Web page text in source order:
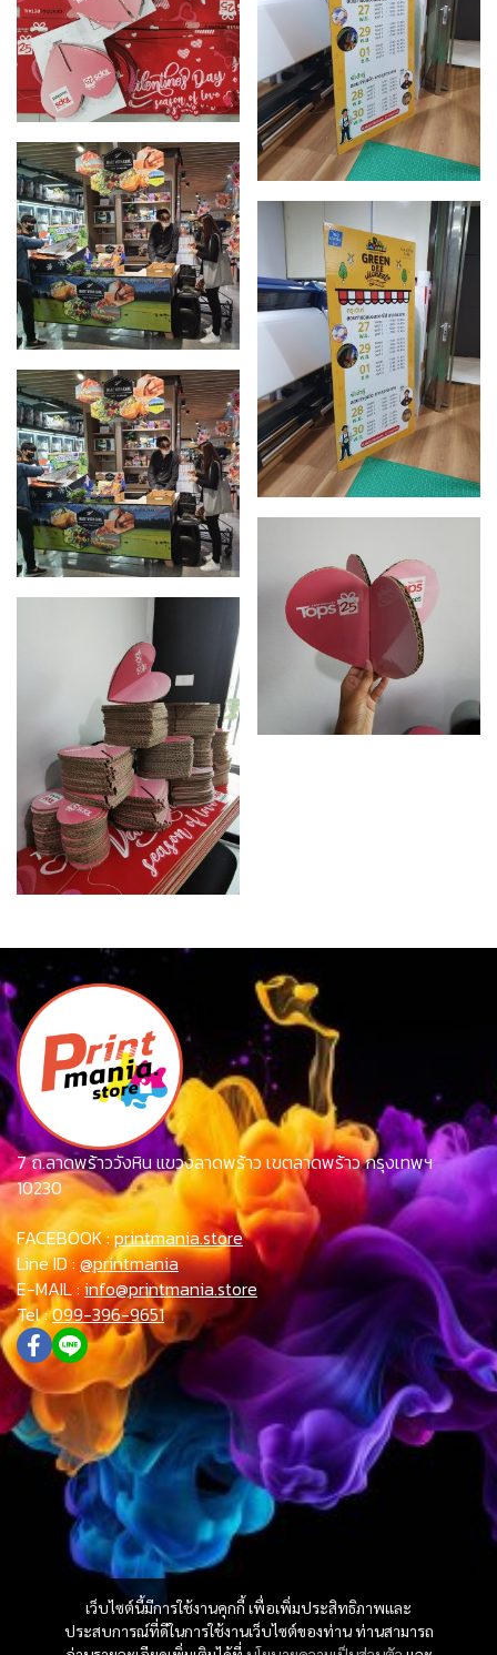
เว็บไซต์นี้มีการใช้งานคุกกี้ เพื่อเพิ่มประสิทธิภาพและ
ประสบการณ์ที่ดีในการใช้งานเว็บไซต์ของท่าน ท่านสามารถ
7 ถ.ลาดพร้าววังหิน แขวงลาดพร้าว เขตลาดพร้าว กรุงเทพฯ
10230
FACEBOOK :printmania.store
Line ID :@printmania
E-MAIL :info@printmania.store
Tel :099-396-9651